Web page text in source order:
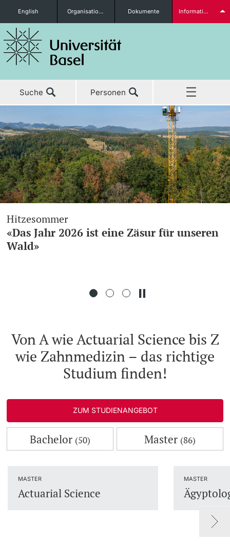
Studieninteressierte
weitere Informationen
Studierende
Fördernde & Alumni
English Organisationseinheiten Dokumente Informationen für...
Suche Personen
Aktuell
Studium
Forschung
Lehre
Weiterbildung
Hitzesommer
«Das Jahr 2026 ist eine Zäsur für unseren
Wald»
Von A wie Actuarial Science bis Z
wie Zahnmedizin – das richtige
Studium finden!
ZUM STUDIENANGEBOT
Bachelor (50) Master (86)
MASTER
Actuarial Science
MASTER